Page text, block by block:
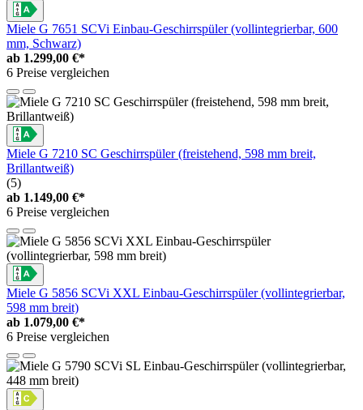
Miele G 7651 SCVi Einbau-Geschirrspüler (vollintegrierbar, 600
mm, Schwarz)
ab 1.299,00 €*
6 Preise vergleichen
Miele G 7210 SC Geschirrspüler (freistehend, 598 mm breit,
Brillantweiß)
(5)
ab 1.149,00 €*
6 Preise vergleichen
Miele G 5856 SCVi XXL Einbau-Geschirrspüler (vollintegrierbar,
598 mm breit)
ab 1.079,00 €*
6 Preise vergleichen